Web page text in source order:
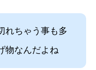
れちゃう事も多
物なんだよね